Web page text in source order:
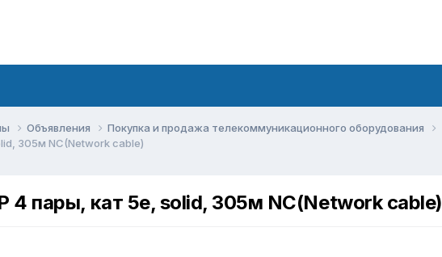
Объявления
Покупка и продажа телекоммуникационного оборудования
305м NC(Network cable)
4 пары, кат 5е, solid, 305м NC(Network cable)